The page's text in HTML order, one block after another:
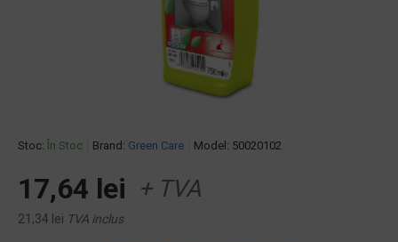
Stoc: În Stoc Brand: Green Care Model: 50020102
17,64 lei + TVA
21,34 lei TVA inclus